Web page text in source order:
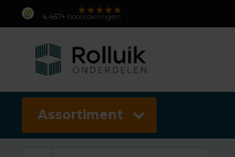
4.457+ beoordelingen
Assortiment